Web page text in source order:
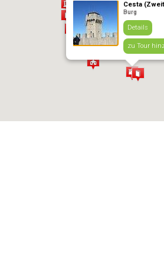
Cesta
Burg
Details
zu Tour